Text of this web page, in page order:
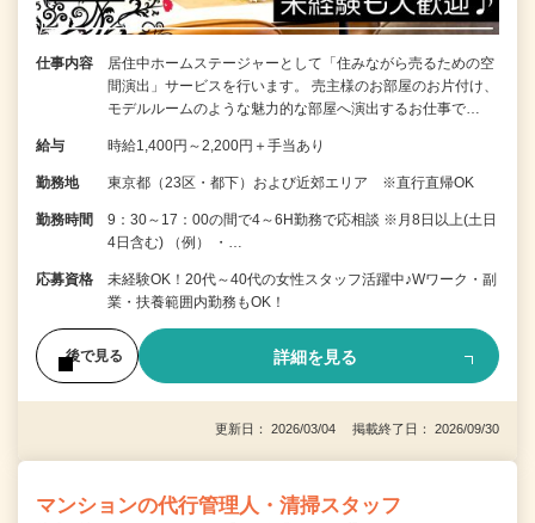
仕事内容
居住中ホームステージャーとして「住みながら売るための空
間演出」サービスを行います。 売主様のお部屋のお片付け、
モデルルームのような魅力的な部屋へ演出するお仕事で…
給与 時給1,400円～2,200円＋手当あり
勤務地 東京都（23区・都下）および近郊エリア ※直行直帰OK
勤務時間
9：30～17：00の間で4～6H勤務で応相談 ※月8日以上(土日
4日含む) （例） ・…
応募資格
未経験OK！20代～40代の女性スタッフ活躍中♪Wワーク・副
業・扶養範囲内勤務もOK！
後で見る 詳細を見る
更新日： 2026/03/04 掲載終了日： 2026/09/30
マンションの代行管理人・清掃スタッフ